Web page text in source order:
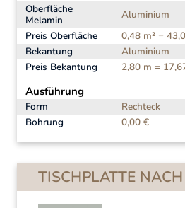
Oberfläche
Melamin
Aluminium
Preis Oberfläche
0,48 m² =
Bekantung
Aluminium
Preis Bekantung
2,80 m =
Ausführung
Form
Rechteck
Bohrung
0,00 €
TISCHPLATTE